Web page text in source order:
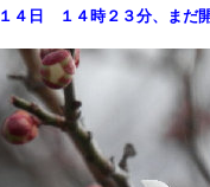
１４日 １４時２３分、まだ